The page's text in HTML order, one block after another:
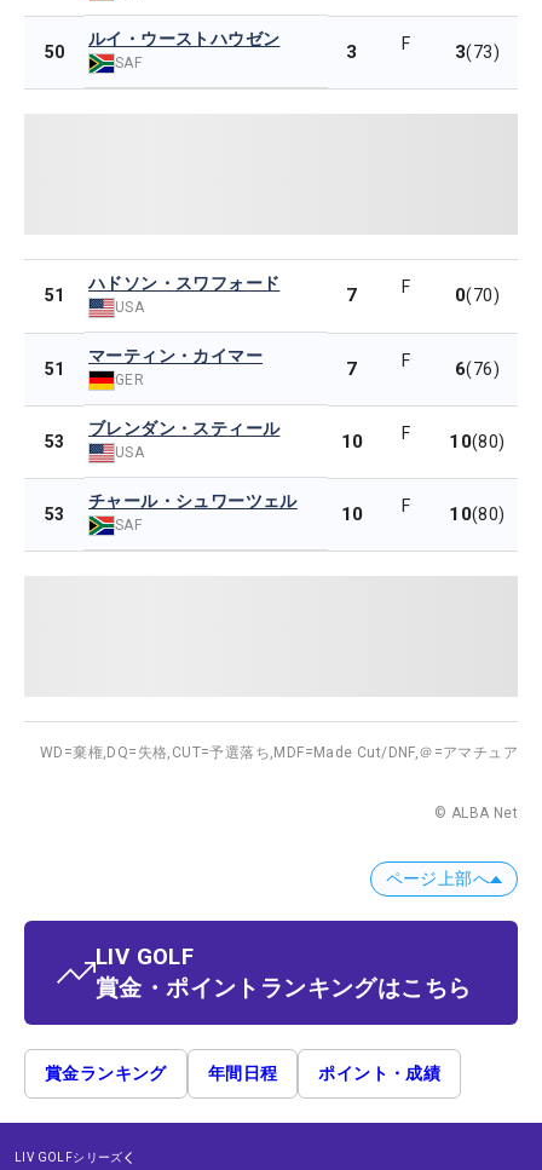
50
ルイ・ウーストハウゼン
SAF 3 F 3(73)
51
ハドソン・スワフォード
USA
7 F 0(70)
51
マーティン・カイマー
GER 7 F 6(76)
53
ブレンダン・スティール
USA 10 F 10(80)
53
チャール・シュワーツェル
SAF 10 F 10(80)
WD=棄権, DQ=失格, CUT=予選落ち, MDF=Made Cut/DNF,＠=アマチュア
© ALBA Net
ページ上部へ
LIV GOLF
賞金・ポイントランキングはこちら
賞金ランキング 年間日程 ポイント・成績
LIV GOLFシリーズ